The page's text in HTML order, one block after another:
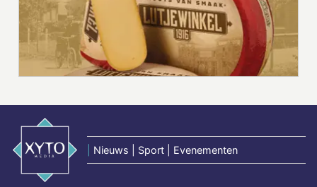
Nieuws | Sport | Evenementen